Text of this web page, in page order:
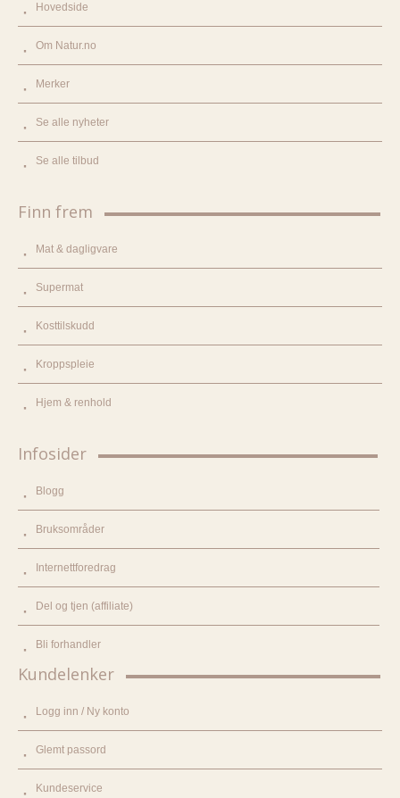
Hovedside
Om Natur.no
Merker
Se alle nyheter
Se alle tilbud
Finn frem
Mat & dagligvare
Supermat
Kosttilskudd
Kroppspleie
Hjem & renhold
Infosider
Blogg
Bruksområder
Internettforedrag
Del og tjen (affiliate)
Bli forhandler
Kundelenker
Logg inn / Ny konto
Glemt passord
Kundeservice